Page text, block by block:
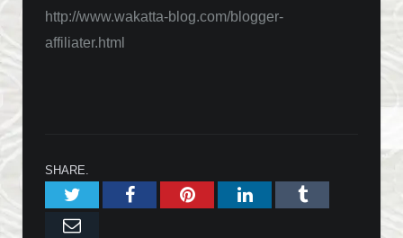
http://www.wakatta-blog.com/blogger-
affiliater.html
SHARE.
TwitterFacebookPinterestLinkedInTumblr
Email